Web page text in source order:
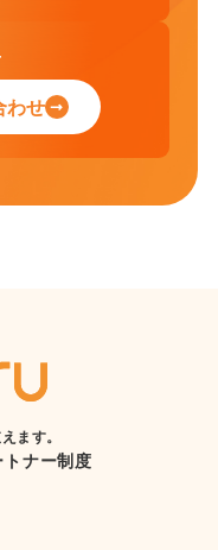
わせ
ます。
トナー制度